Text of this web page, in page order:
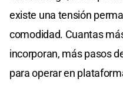
existe una tensión
comodidad. Cuantas
incorporan, más pasos
para operar en